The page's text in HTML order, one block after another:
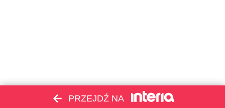
PRZEJDŹ NA